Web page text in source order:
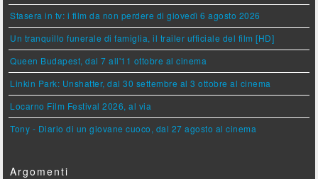
Stasera in tv: i film da non perdere di giovedì 6 agosto 2026
Un tranquillo funerale di famiglia, il trailer ufficiale del film [HD]
Queen Budapest, dal 7 all'11 ottobre al cinema
Linkin Park: Unshatter, dal 30 settembre al 3 ottobre al cinema
Locarno Film Festival 2026, al via
Tony - Diario di un giovane cuoco, dal 27 agosto al cinema
Argomenti